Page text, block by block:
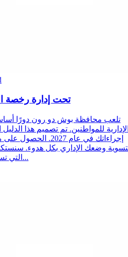
تحت إدارة رخصة
تلعب محافظة بوش دو رون دورًا
للمواطنين. تم تصميم هذا
إجراءاتك في عام
وضعك الإداري بكل هدوء.
التي تسهل تفاعلاتك مع الخدم...